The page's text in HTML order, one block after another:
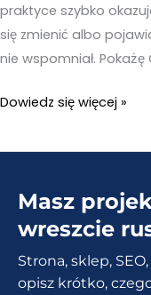
praktyce szybko
się zmienić albo
nie wspomniał. Pokażę
Tworzenie
www
rzeczy,
nikt
Dowiedz się więcej »
Masz
wreszcie
Strona, sklep,
opisz krótko,